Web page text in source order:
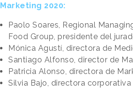
Marketing 2020:
Paolo Soares, Regional
Food Group, presidente del
Mónica Agustí, directora de
Santiago Alfonso, director de
Patricia Alonso, directora de
Silvia Bajo, directora corporativa